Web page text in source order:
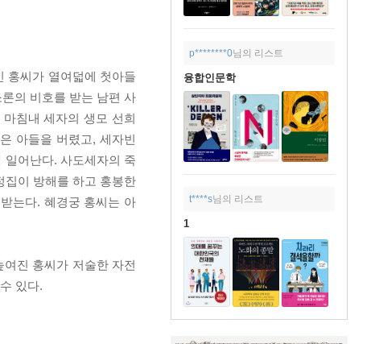
p********0님의 리스트
융합인문학
t****s님의 리스트
1
홍씨가 열여덟에 첫아들
의 비호를 받는 남편 사
침내 세자의 생모 선희
아들을 버렸고, 세자빈
어난다. 사도세자의 죽
집이 방해를 하고 홍봉한
는다. 혜경궁 홍씨는 아
진 홍씨가 저술한 자전
있다.